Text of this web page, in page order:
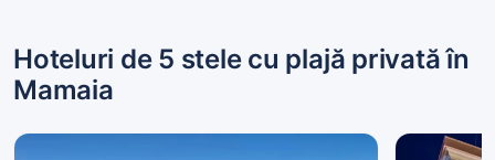
Hoteluri de 5 stele cu plajă privată în
Mamaia